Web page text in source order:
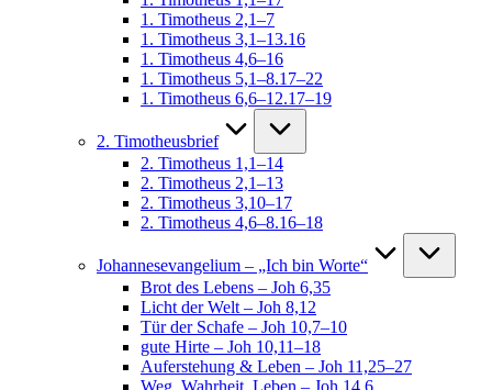
1. Timotheus 2,1–7
1. Timotheus 3,1–13.16
1. Timotheus 4,6–16
1. Timotheus 5,1–8.17–22
1. Timotheus 6,6–12.17–19
2. Timotheusbrief
2. Timotheus 1,1–14
2. Timotheus 2,1–13
2. Timotheus 3,10–17
2. Timotheus 4,6–8.16–18
Johannesevangelium – „Ich bin Worte“
Brot des Lebens – Joh 6,35
Licht der Welt – Joh 8,12
Tür der Schafe – Joh 10,7–10
gute Hirte – Joh 10,11–18
Auferstehung & Leben – Joh 11,25–27
Weg, Wahrheit, Leben – Joh 14,6